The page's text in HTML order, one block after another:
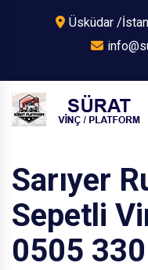
Üsküdar /
Sarıyer
Sepetli
0505